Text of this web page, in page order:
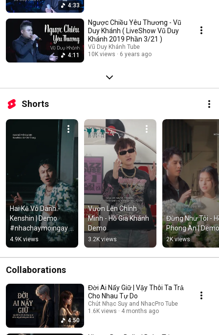
4:33
4:11
Ngược Chiều Yêu Thương - Vũ
Duy Khánh ( LiveShow Vũ Duy
Khánh 2019 Phần 3/21 )
Vũ Duy Khánh Tube
10K views
6 years ago
Shorts
Hai Kẻ Vô Danh -
Kenshin | Demo
#nhachaymoingay
#tamtrang
4.9K views
Vươn Lên Chính
Mình - Hồ Gia Khánh
Demo
3.2K views
Đừng Như Tôi -
Phong An | Demo
2K views
Collaborations
4:50
Đời Ai Nấy Giữ | Vậy Thôi Ta Trả
Cho Nhau Tự Do
Chút Nhạc Suy and NhacPro Tube
1.6K views
4 months ago